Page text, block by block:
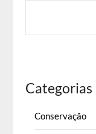
Categorias
Conservação